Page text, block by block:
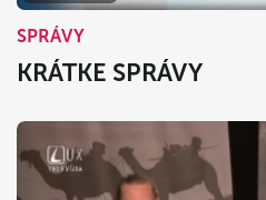
SPRÁVY
KRÁTKE SPRÁVY